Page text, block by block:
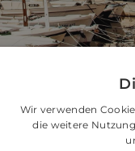
Brač bekannt
Kalkstein, der
wurde, und
Wir verwenden
die weitere